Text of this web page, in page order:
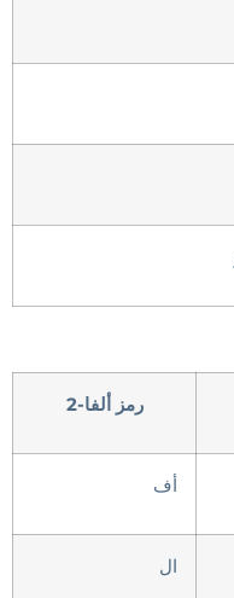
رمز ألفا-2
أف
ال